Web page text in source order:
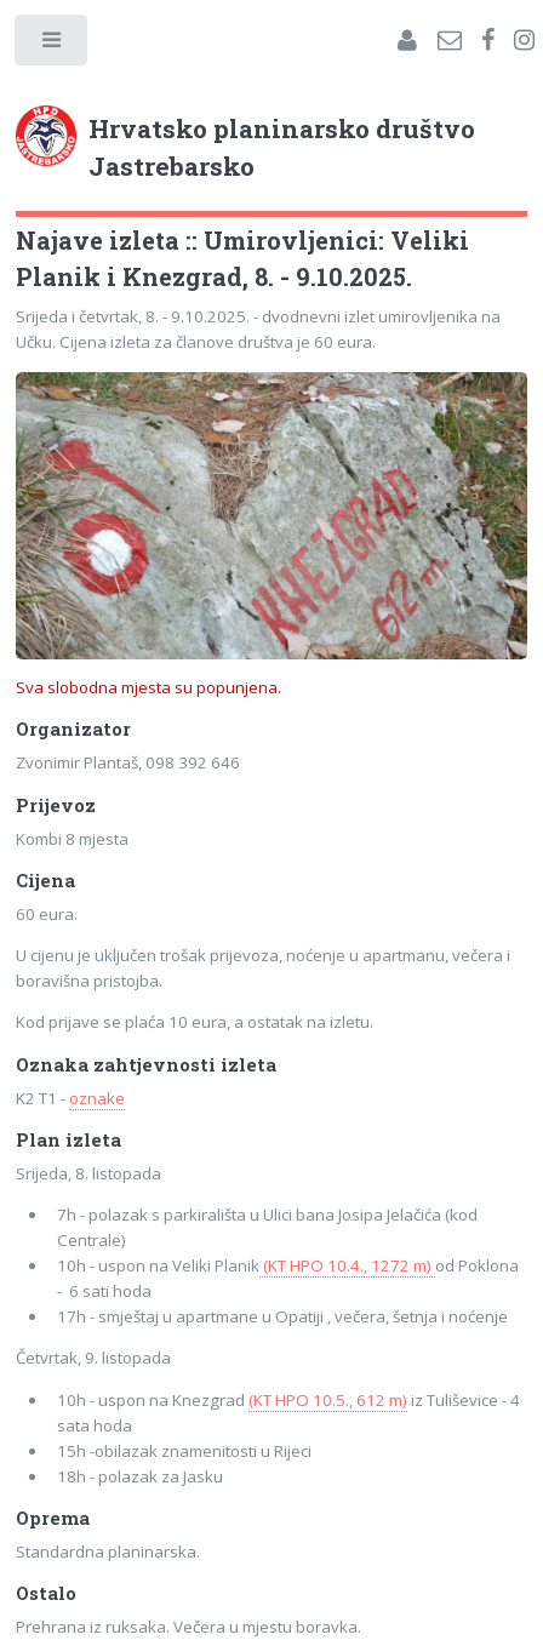
Hrvatsko planinarsko društvo
Jastrebarsko
Najave izleta :: Umirovljenici: Veliki
Planik i Knezgrad, 8. - 9.10.2025.
Srijeda i četvrtak, 8. - 9.10.2025. - dvodnevni izlet umirovljenika na
Učku. Cijena izleta za članove društva je 60 eura.
Sva slobodna mjesta su popunjena.
Organizator
Zvonimir Plantaš, 098 392 646
Prijevoz
Kombi 8 mjesta
Cijena
60 eura.
U cijenu je uključen trošak prijevoza, noćenje u apartmanu, večera i
boravišna pristojba.
Kod prijave se plaća 10 eura, a ostatak na izletu.
Oznaka zahtjevnosti izleta
K2 T1 - oznake
Plan izleta
Srijeda, 8. listopada
7h - polazak s parkirališta u Ulici bana Josipa Jelačića (kod
Centrale)
10h - uspon na Veliki Planik(KT HPO 10.4., 1272 m) od Poklona
- 6 sati hoda
17h - smještaj u apartmane u Opatiji , večera, šetnja i noćenje
Četvrtak, 9. listopada
10h - uspon na Knezgrad (KT HPO 10.5., 612 m) iz Tuliševice - 4
sata hoda
15h -obilazak znamenitosti u Rijeci
18h - polazak za Jasku
Oprema
Standardna planinarska.
Ostalo
Prehrana iz ruksaka. Večera u mjestu boravka.